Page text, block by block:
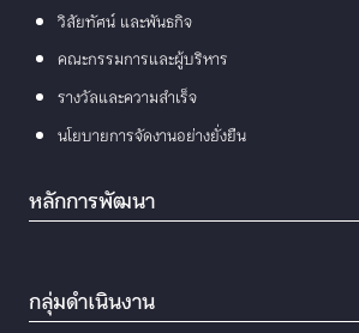
วิสัยทัศน์ และพันธกิจ
คณะกรรมการและผู้บริหาร
รางวัลและความสำเร็จ
นโยบายการจัดงานอย่างยั่งยืน
หลักการพัฒนา
กลุ่มดำเนินงาน